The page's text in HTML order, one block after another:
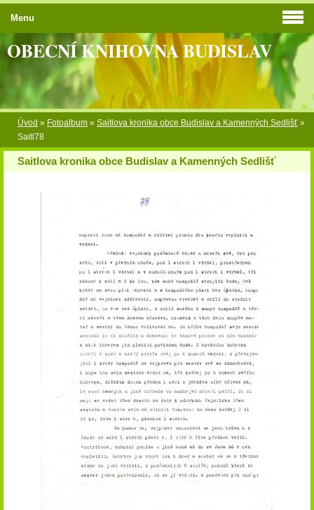
OBECNÍ KNIHOVNA BUDISLAV
Úvod » Fotoalbum » Saitlova kronika obce Budislav a Kamenných Sedlišť »
Saitl78
Saitlova kronika obce Budislav a Kamenných Sedlišť
Menu